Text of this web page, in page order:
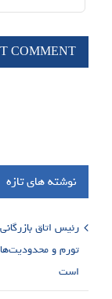
نوشته های تازه
رئیس اتاق
تورم و
است